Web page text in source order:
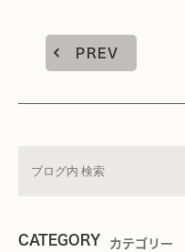
PREV
CATEGORY カテゴリー